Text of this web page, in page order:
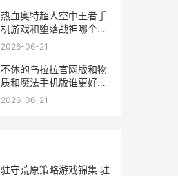
热血奥特超人空中王者手
机游戏和堕落战神哪个好
玩 热血的奥特超人
2026-06-21
不休的乌拉拉官网版和物
质和魔法手机版谁更好玩
不休的乌拉拉图鉴收集
2026-06-21
驻守荒原策略游戏锦集 驻